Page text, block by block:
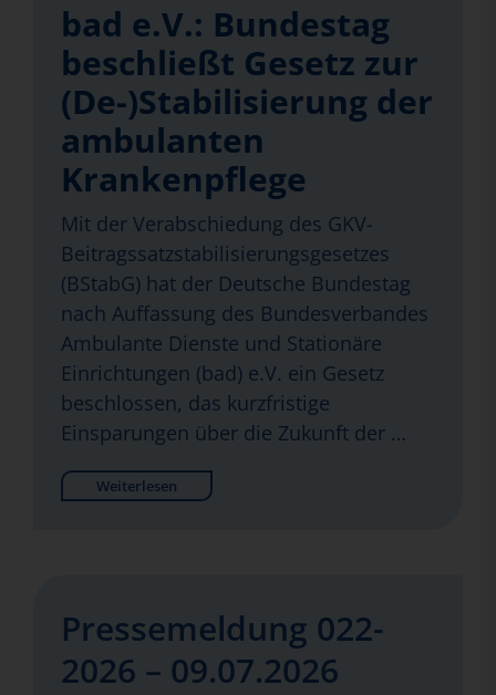
bad e.V.: Bundestag
beschließt Gesetz zur
(De-)Stabilisierung der
ambulanten
Krankenpflege
Mit der Verabschiedung des GKV-
Beitragssatzstabilisierungsgesetzes
(BStabG) hat der Deutsche Bundestag
nach Auffassung des Bundesverbandes
Ambulante Dienste und Stationäre
Einrichtungen (bad) e.V. ein Gesetz
beschlossen, das kurzfristige
Einsparungen über die Zukunft der …
Weiterlesen
Pressemeldung 022-
2026 – 09.07.2026